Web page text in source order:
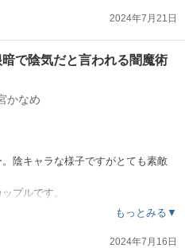
2024年7月21日
で陰気だと言われる闇魔術
かなめ
陰キャラな様子ですがとても素敵
プルです。
もっとみる▼
2024年7月16日